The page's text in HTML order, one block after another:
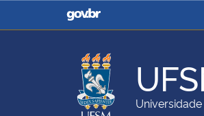
Casa Civil
Ministério da Agricultura,
Pecuária e Abastecimento